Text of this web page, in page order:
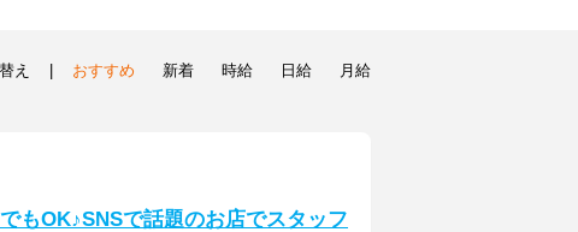
え おすすめ 新着 時給 日給 月給
もOK♪SNSで話題のお店でスタッフ